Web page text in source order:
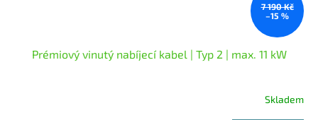
7 190 Kč
–15 %
Prémiový vinutý nabíjecí kabel | Typ 2 | max. 11 kW
Skladem